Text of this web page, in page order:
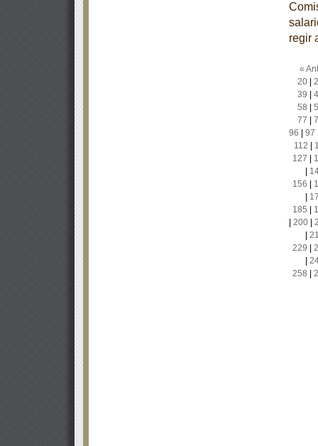
regir
«
20|
39
58
77
96
97
112
127
156
185
200|
229
258